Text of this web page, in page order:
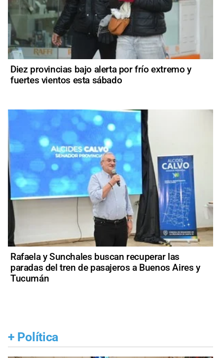
Diez provincias bajo alerta por frío extremo y
fuertes vientos esta sábado
Rafaela y Sunchales buscan recuperar las
paradas del tren de pasajeros a Buenos Aires y
Tucumán
+ Política